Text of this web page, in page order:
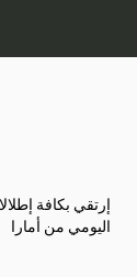
إرتقي بكافة
اليومي من أمارا